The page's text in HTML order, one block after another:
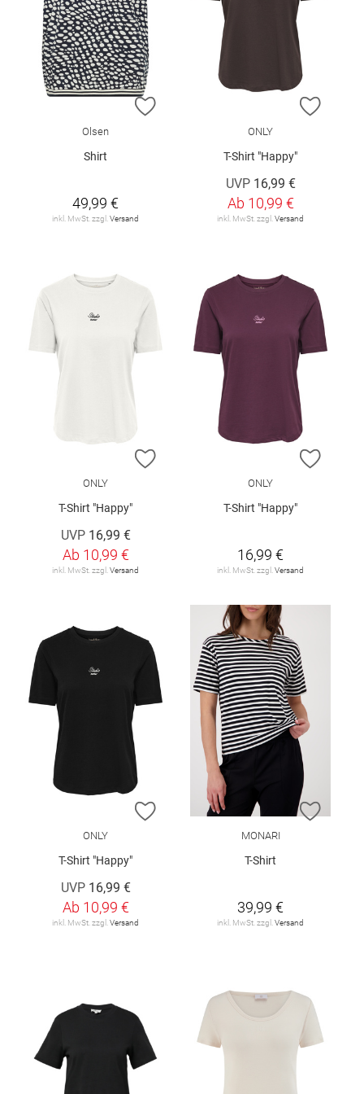
ZUR WUNSCHLISTE HINZUFÜGEN
Olsen
Shirt
49,99 €
inkl. MwSt. zzgl. Versand
ZUR
ONLY
T-Shirt "Happy"
UVP 16,99 €
Ab 10,99 €
inkl. MwSt. zzgl. Versand
ZUR WUNSCHLISTE HINZUFÜGEN
ONLY
T-Shirt "Happy"
UVP 16,99 €
Ab 10,99 €
inkl. MwSt. zzgl.Versand
ZUR
ONLY
T-Shirt "Happy"
16,99 €
inkl. MwSt. zzgl.Versand
ZUR WUNSCHLISTE HINZUFÜGEN
ONLY
T-Shirt "Happy"
UVP 16,99 €
Ab 10,99 €
inkl. MwSt. zzgl.Versand
ZUR
MONARI
T-Shirt
39,99 €
inkl. MwSt. zzgl.Versand